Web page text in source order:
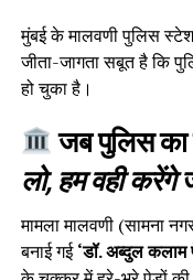
मुंबई के मालवणी पुलिस
जीता-जागता सबूत है कि
हो चुका है।
जब पुलिस का
लो, हम वही करेंगे
मामला मालवणी (सामना
बनाई गई‘डॉ. अब्दुल